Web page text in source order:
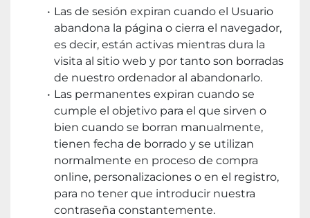
Las de sesión expiran cuando el Usuario
abandona la página o cierra el navegador,
es decir, están activas mientras dura la
visita al sitio web y por tanto son borradas
de nuestro ordenador al abandonarlo.
Las permanentes expiran cuando se
cumple el objetivo para el que sirven o
bien cuando se borran manualmente,
tienen fecha de borrado y se utilizan
normalmente en proceso de compra
online, personalizaciones o en el registro,
para no tener que introducir nuestra
contraseña constantemente.